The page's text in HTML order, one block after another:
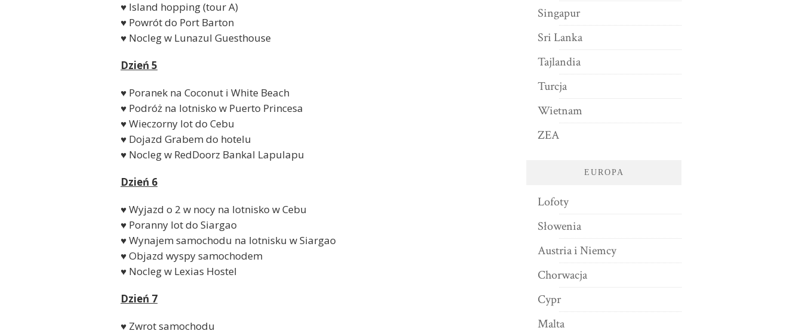
♥ Island hopping (tour A)
♥ Powrót do Port Barton
♥ Nocleg w Lunazul Guesthouse
Dzień 5
♥ Poranek na Coconut i White Beach
♥ Podróż na lotnisko w Puerto Princesa
♥ Wieczorny lot do Cebu
♥ Dojazd Grabem do hotelu
♥ Nocleg w RedDoorz Bankal Lapulapu
Dzień 6
♥ Wyjazd o 2 w nocy na lotnisko w Cebu
♥ Poranny lot do Siargao
♥ Wynajem samochodu na lotnisku w Siargao
♥ Objazd wyspy samochodem
♥ Nocleg w Lexias Hostel
Dzień 7
♥ Zwrot samochodu
Singapur
Sri Lanka
Tajlandia
Turcja
Wietnam
ZEA
EUROPA
Lofoty
Słowenia
Austria i Niemcy
Chorwacja
Cypr
Malta